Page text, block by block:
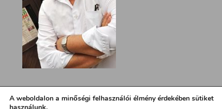
A weboldalon a minőségi felhasználói élmény érdekében sütiket